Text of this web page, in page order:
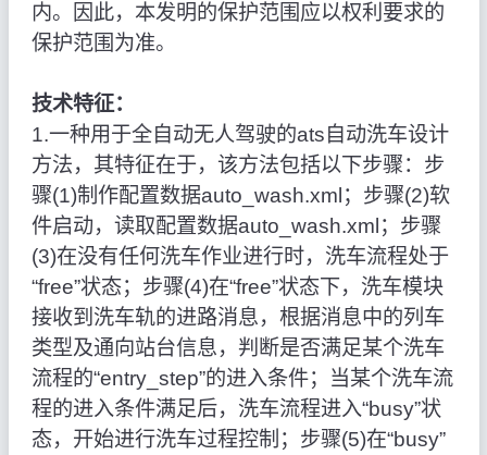
内。因此，本发明的保护范围应以权利要求的
保护范围为准。
技术特征：
1.一种用于全自动无人驾驶的ats自动洗车设计
方法，其特征在于，该方法包括以下步骤：步
骤(1)制作配置数据auto_wash.xml；步骤(2)软
件启动，读取配置数据auto_wash.xml；步骤
(3)在没有任何洗车作业进行时，洗车流程处于
“free”状态；步骤(4)在“free”状态下，洗车模块
接收到洗车轨的进路消息，根据消息中的列车
类型及通向站台信息，判断是否满足某个洗车
流程的“entry_step”的进入条件；当某个洗车流
程的进入条件满足后，洗车流程进入“busy”状
态，开始进行洗车过程控制；步骤(5)在“busy”